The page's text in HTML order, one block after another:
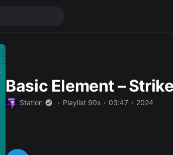
Basic Element –
Station Playlist 90s 03:47 2024